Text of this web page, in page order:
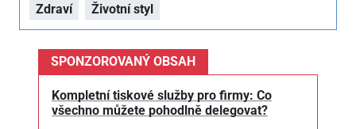
Zdraví
Životní styl
SPONZOROVANÝ OBSAH
Kompletní tiskové služby pro firmy: Co
všechno můžete pohodlně delegovat?